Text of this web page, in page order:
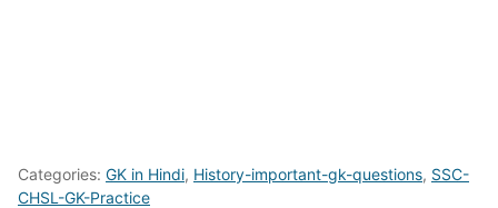
Categories: GK in Hindi, History-important-gk-questions, SSC-
CHSL-GK-Practice